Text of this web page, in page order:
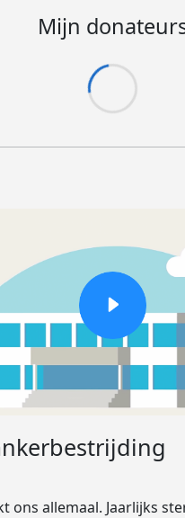
Mijn
ons allemaal. Jaarlijks